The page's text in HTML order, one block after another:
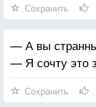
Сохранить
— А вы
— Я сочту это
Сохранить